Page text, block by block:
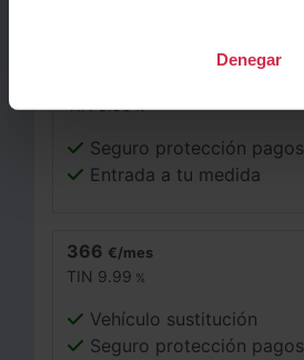
Denegar
TIN6.99 %
Seguro protección pagos
Entrada a tu medida
366 €/mes
TIN 9.99 %
Vehículo sustitución
Seguro protección pagos